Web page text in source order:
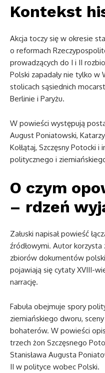
Kontekst
Akcja toczy się w okresie
o reformach
prowadzących do I i II
Polski zapadały nie tylko w
stolicach sąsiednich
Berlinie i Paryżu.
W powieści występują
August Poniatowski,
Kołłątaj, Szczęsny Potocki
politycznego i
O czym
– rdzeń
Załuski napisał powieść
źródłowymi. Autor
zbiorów dokumentów
pojawiają się cytaty XVIII-
narrację.
Fabuła obejmuje spory
ziemiańskiego dworu,
bohaterów. W powieści
trzech żon Szczęsnego
Stanisława Augusta
II w polityce wobec Polski.